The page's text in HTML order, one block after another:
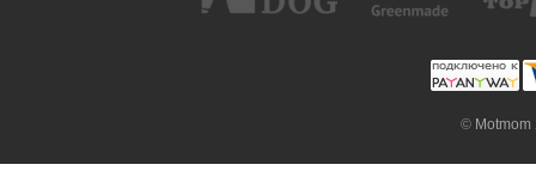
© Motmom